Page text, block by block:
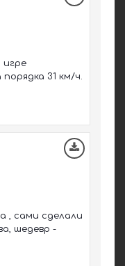
игре
31 км/ч.
, сами сделали
шедевр -